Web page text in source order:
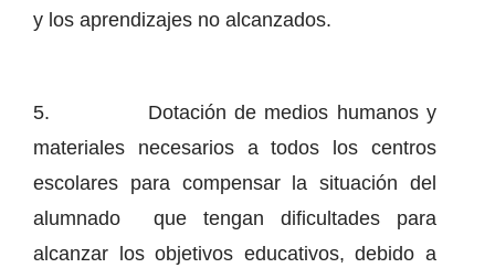
y los aprendizajes no alcanzados.
5. Dotación de medios humanos y
materiales necesarios a todos los centros
escolares para compensar la situación del
alumnado que tengan dificultades para
alcanzar los objetivos educativos, debido a